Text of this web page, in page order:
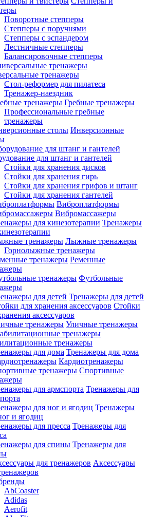
Поворотные степперы
Степперы с поручнями
Степперы с эспандером
Лестничные степперы
Балансировочные степперы
тренажеры
Стол-реформер для пилатеса
Тренажер-наездник
Гребные тренажеры
Профессиональные гребные
тренажеры
Инверсионные
для штанг и гантелей
Стойки для хранения дисков
Стойки для хранения гирь
Стойки для хранения грифов и штанг
Стойки для хранения гантелей
Виброплатформы
Вибромассажеры
Тренажеры
Лыжные тренажеры
Горнолыжные тренажеры
Ременные
Футбольные
Тренажеры для детей
Стойки
аксессуаров
Уличные тренажеры
тренажеры
Тренажеры для дома
Кардиотренажеры
Спортивные
Тренажеры для
Тренажеры
и ягодиц
Тренажеры для
Тренажеры для
Аксессуары
AbCoaster
Adidas
Aerofit